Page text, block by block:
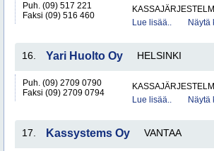
Puh. (09) 517 221
Faksi (09) 516 460
Lue lisää..
Näytä
16. Yari Huolto Oy HELSINKI
Puh. (09) 2709 0790
Faksi (09) 2709 0794
Lue lisää..
Näytä
17. Kassystems Oy VANTAA